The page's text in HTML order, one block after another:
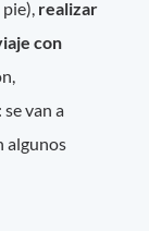
realizar
con
van a
algunos